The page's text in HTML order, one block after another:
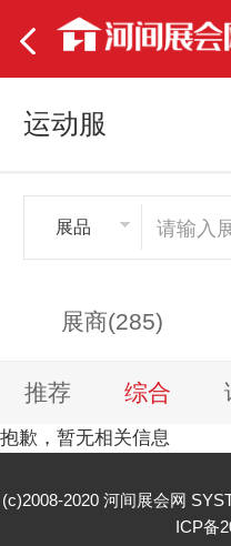
运动服
展品
展商(285)
推荐 综合
抱歉，暂无相关信息
(c)2008-2020 河间展会网
ICP备